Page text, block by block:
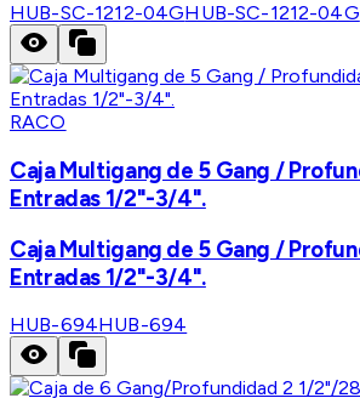
HUB-SC-1212-04GHUB-SC-1212-04G
RACO
Caja Multigang de 5 Gang /
Entradas 1/2"-3/4".
Caja Multigang de 5 Gang /
Entradas 1/2"-3/4".
HUB-694HUB-694